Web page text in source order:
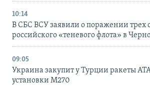
10:14
В СБС ВСУ заявили о поражении трех
российского «теневого флота» в
09:05
Украина закупит у Турции ракеты
установки M270